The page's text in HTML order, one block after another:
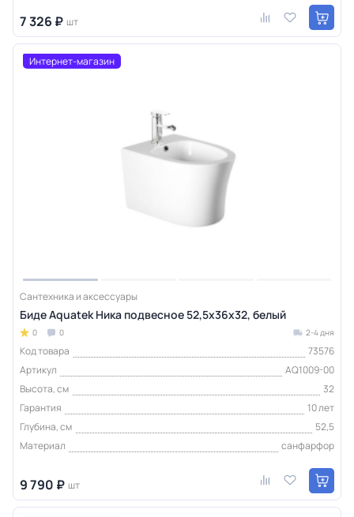
7 326 ₽ шт
Интернет-магазин
Сантехника и аксессуары
Биде Aquatek Ника подвесное 52,5х36х32, белый
0 0 2-4 дня
Код товара
73576
Артикул
AQ1009-00
Высота, см
32
Гарантия
10 лет
Глубина, см
52,5
Материал
санфарфор
9 790 ₽ шт